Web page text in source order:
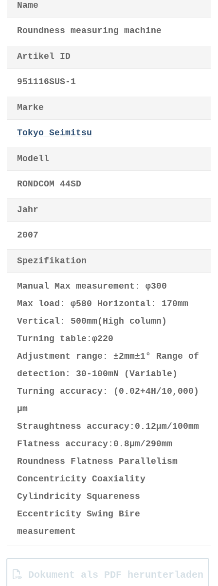
Name
Roundness measuring machine
Artikel ID
951116SUS-1
Marke
Tokyo Seimitsu
Modell
RONDCOM 44SD
Jahr
2007
Spezifikation
Manual Max measurement: φ300
Max load: φ580 Horizontal: 170mm
Vertical: 500mm(High column)
Turning table:φ220
Adjustment range: ±2mm±1° Range of
detection: 30-100mN (Variable)
Turning accuracy: (0.02+4H/10,000)
μm
Straughtness accuracy:0.12μm/100mm
Flatness accuracy:0.8μm/290mm
Roundness Flatness Parallelism
Concentricity Coaxiality
Cylindricity Squareness
Eccentricity Swing Bire
measurement
Dokument als PDF herunterladen